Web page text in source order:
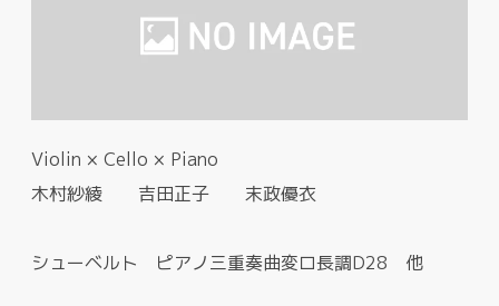
Violin × Cello × Piano
木村紗綾 吉田正子 末政優衣
シューベルト ピアノ三重奏曲変ロ長調D28 他